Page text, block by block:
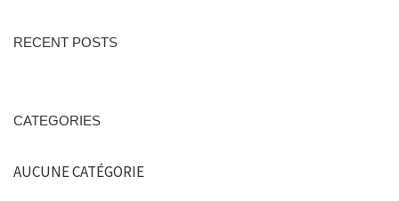
RECENT POSTS
CATEGORIES
AUCUNE CATÉGORIE